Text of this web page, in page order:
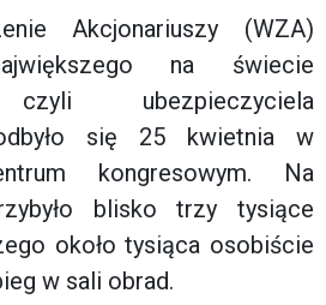
Akcjonariuszy (WZA)
na świecie
czyli ubezpieczyciela
się 25 kwietnia w
kongresowym. Na
blisko trzy tysiące
około tysiąca osobiście
w sali obrad.